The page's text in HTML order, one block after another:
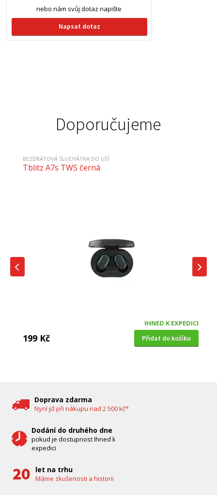
nebo nám svůj dotaz napište
Napsat dotaz
Doporučujeme
BEZDRÁTOVÁ SLUCHÁTKA DO UŠÍ
Tblitz A7s TWS černá
IHNED K EXPEDICI
199 Kč Přidat do košíku
Doprava zdarma
Nyní již při nákupu nad 2 500 kč*
Dodání do druhého dne
pokud je dostupnost Ihned k
expedici
let na trhu
Máme zkušenosti a historii